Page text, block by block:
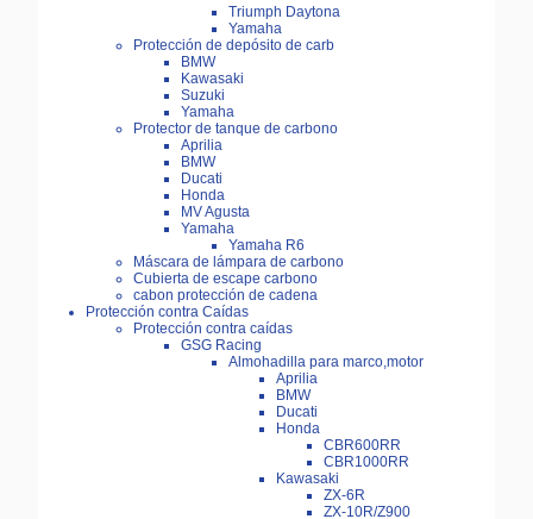
Triumph Daytona
Yamaha
Protección de depósito de carb
BMW
Kawasaki
Suzuki
Yamaha
Protector de tanque de carbono
Aprilia
BMW
Ducati
Honda
MV Agusta
Yamaha
Yamaha R6
Máscara de lámpara de carbono
Cubierta de escape carbono
cabon protección de cadena
Protección contra Caídas
Protección contra caídas
GSG Racing
Almohadilla para marco,motor
Aprilia
BMW
Ducati
Honda
CBR600RR
CBR1000RR
Kawasaki
ZX-6R
ZX-10R/Z900